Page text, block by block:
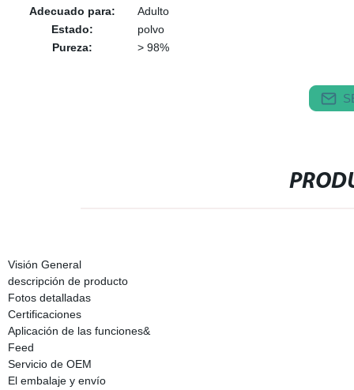
Adecuado para:
Adulto
Estado:
polvo
Pureza:
> 98%
Visión General
descripción de producto
Fotos detalladas
Certificaciones
Aplicación de las funciones&
Feed
Servicio de OEM
El embalaje y envío